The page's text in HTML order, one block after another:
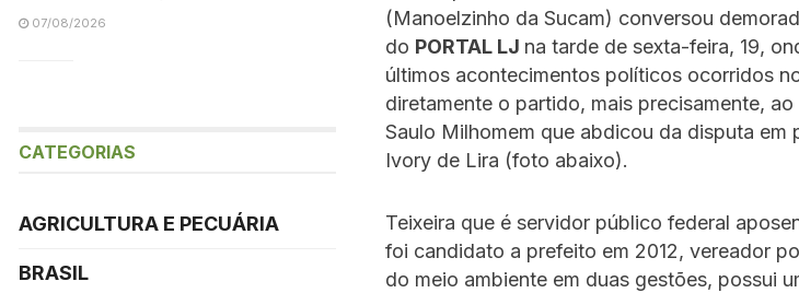
(Manoelzinho da Sucam) conversou
do PORTAL LJ na tarde de sexta-feira, 19,
últimos acontecimentos políticos ocorridos
diretamente o partido, mais precisamente,
Saulo Milhomem que abdicou da disputa em
Ivory de Lira (foto abaixo).
Teixeira que é servidor público federal
foi candidato a prefeito em 2012, vereador
do meio ambiente em duas gestões, possui
07/08/2026
CATEGORIAS
AGRICULTURA E PECUÁRIA
BRASIL